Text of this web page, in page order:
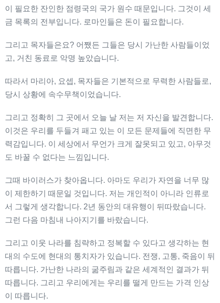
이 필요한 잔인한 점령국의 국가 원수 때문입니다. 그것이 세
금 목록의 전부입니다. 로마인들은 돈이 필요합니다.
그리고 목자들은요? 어쨌든 그들은 당시 가난한 사람들이었
고, 거친 동료로 악명 높았습니다.
따라서 마리아, 요셉, 목자들은 기본적으로 무력한 사람들로,
당시 상황에 속수무책이었습니다.
그리고 정확히 그 곳에서 오늘 날 저는 저 자신을 발견합니다.
이것은 우리를 두들겨 패고 있는 이 모든 문제들에 직면한 무
력감입니다. 이 세상에서 무언가 크게 잘못되고 있고, 아무것
도 바꿀 수 없다는 느낌입니다.
그때 바이러스가 찾아옵니다. 아마도 우리가 자연을 너무 많
이 제한하기 때문일 것입니다. 저는 개인적이 아니라 인류로
서 그렇게 생각합니다. 2년 동안의 대유행이 뒤따랐습니다.
그런 다음 마침내 나아지기를 바랐습니다.
그리고 이웃 나라를 침략하고 정복할 수 있다고 생각하는 현
대의 수도에 현대의 통치자가 있습니다. 전쟁, 고통, 죽음이 뒤
따릅니다. 가난한 나라의 굶주림과 같은 세계적인 결과가 뒤
따릅니다. 그리고 우리에게는 우리를 떨게 만드는 가격 인상
이 따릅니다.